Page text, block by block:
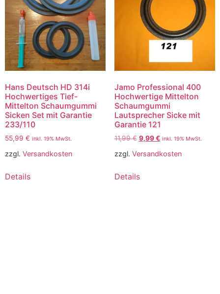
Hans Deutsch HD 314i
Hochwertiges Tief-
Mittelton Schaumgummi
Sicken Set mit Garantie
233/110
55,99 € inkl. 19% MwSt.
zzgl. Versandkosten
Details
Jamo Professional 400
Hochwertige Mittelton
Schaumgummi
Lautsprecher Sicke mit
Garantie 121
11,99€ 9,99€ inkl. 19% MwSt.
zzgl. Versandkosten
Details